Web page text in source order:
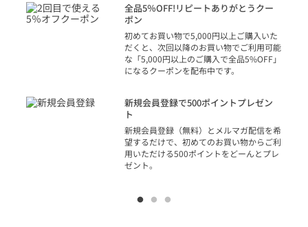
全品5％OFF!リピートありがとうクー
ポン
初めてお買い物で5,000円以上ご購入いた
だくと、次回以降のお買い物でご利用可能
な「5,000円以上のご購入で全品5%OFF」
になるクーポンを配布中です。
新規会員登録で500ポイントプレゼン
ト
新規会員登録（無料）とメルマガ配信を希
望するだけで、初めてのお買い物からご利
用いただける500ポイントをどーんとプレ
ゼント。